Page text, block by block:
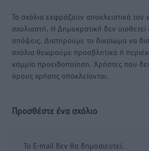
Τα σχόλια εκφράζουν αποκλειστικά τον
σχολιαστή. Η Δημοκρατική δεν υιοθετεί
απόψεις. Διατηρούμε το δικαίωμα να
σχόλια θεωρούμε προσβλητικά ή
καμμία προειδοποίηση. Χρήστες που
όρους χρήσης αποκλείονται.
Προσθέστε ένα σχόλιο
Το E-mail δεν θα δημοσιευτεί.